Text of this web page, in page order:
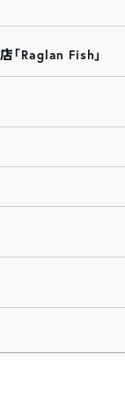
「Raglan Fish」